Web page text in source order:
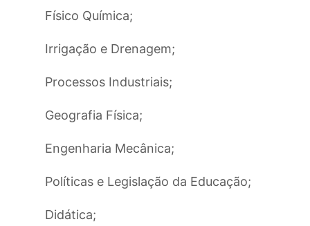
Físico Química;
Irrigação e Drenagem;
Processos Industriais;
Geografia Física;
Engenharia Mecânica;
Políticas e Legislação da Educação;
Didática;